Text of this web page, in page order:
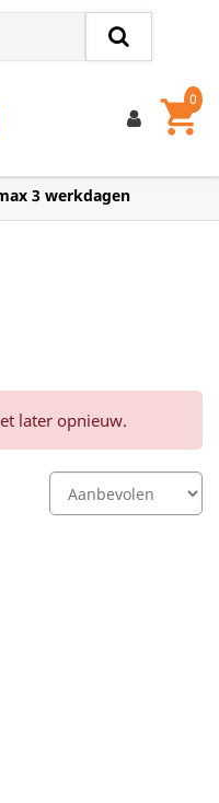
shopping_cart
0
3 werkdagen
later opnieuw.